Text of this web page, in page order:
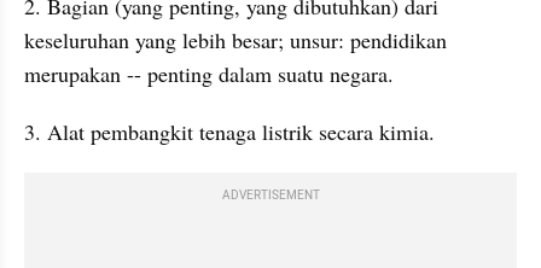
2. Bagian (yang penting, yang dibutuhkan) dari
keseluruhan yang lebih besar; unsur: pendidikan
merupakan -- penting dalam suatu negara.
3. Alat pembangkit tenaga listrik secara kimia.
ADVERTISEMENT